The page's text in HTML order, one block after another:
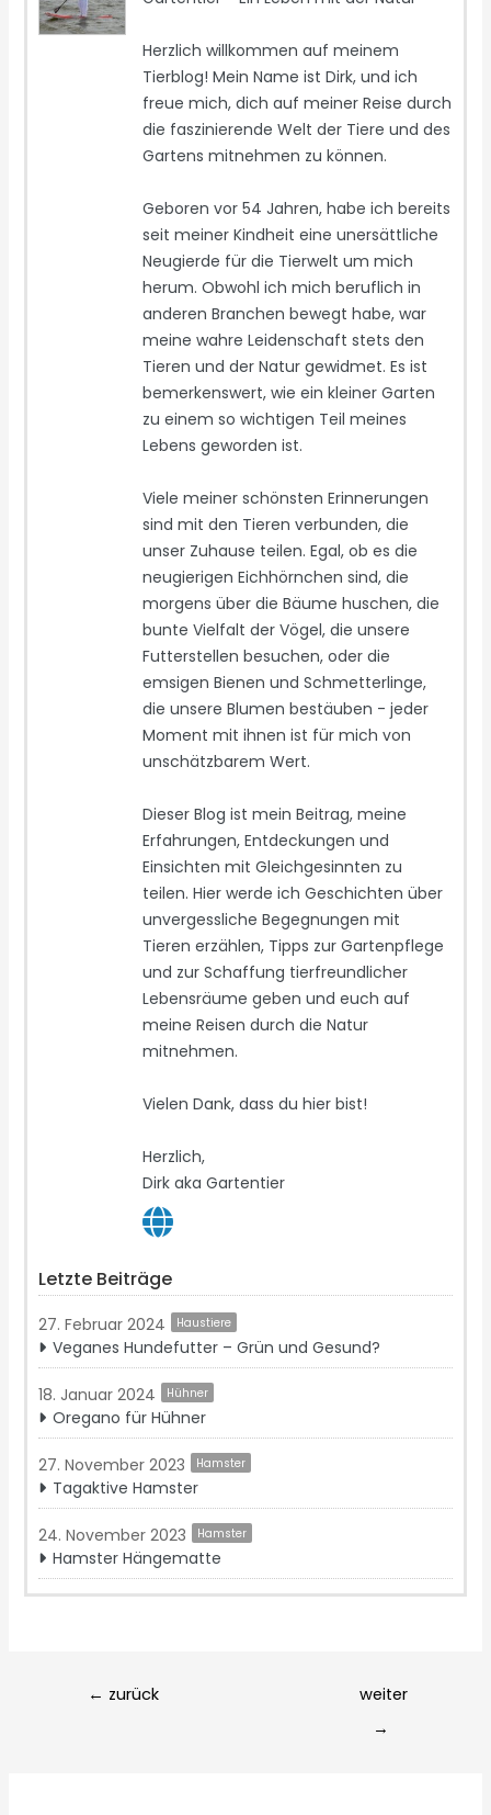
Herzlich willkommen auf meinem
Tierblog! Mein Name ist Dirk, und ich
freue mich, dich auf meiner Reise durch
die faszinierende Welt der Tiere und des
Gartens mitnehmen zu können.
Geboren vor 54 Jahren, habe ich bereits
seit meiner Kindheit eine unersättliche
Neugierde für die Tierwelt um mich
herum. Obwohl ich mich beruflich in
anderen Branchen bewegt habe, war
meine wahre Leidenschaft stets den
Tieren und der Natur gewidmet. Es ist
bemerkenswert, wie ein kleiner Garten
zu einem so wichtigen Teil meines
Lebens geworden ist.
Viele meiner schönsten Erinnerungen
sind mit den Tieren verbunden, die
unser Zuhause teilen. Egal, ob es die
neugierigen Eichhörnchen sind, die
morgens über die Bäume huschen, die
bunte Vielfalt der Vögel, die unsere
Futterstellen besuchen, oder die
emsigen Bienen und Schmetterlinge,
die unsere Blumen bestäuben - jeder
Moment mit ihnen ist für mich von
unschätzbarem Wert.
Dieser Blog ist mein Beitrag, meine
Erfahrungen, Entdeckungen und
Einsichten mit Gleichgesinnten zu
teilen. Hier werde ich Geschichten über
unvergessliche Begegnungen mit
Tieren erzählen, Tipps zur Gartenpflege
und zur Schaffung tierfreundlicher
Lebensräume geben und euch auf
meine Reisen durch die Natur
mitnehmen.
Vielen Dank, dass du hier bist!
Herzlich,
Dirk aka Gartentier
Letzte Beiträge
27. Februar 2024 Haustiere
Veganes Hundefutter – Grün und Gesund?
18. Januar 2024 Hühner
Oregano für Hühner
27. November 2023 Hamster
Tagaktive Hamster
24. November 2023 Hamster
Hamster Hängematte
← zurück
weiter
→